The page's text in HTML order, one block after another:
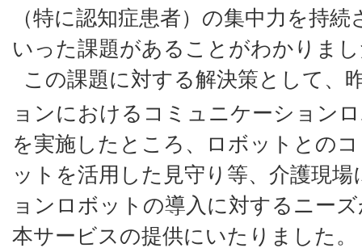
（特に認知症患者）の集中力を持
いった課題があることがわかりま
この課題に対する解決策として、
ョンにおけるコミュニケーション
を実施したところ、ロボットとの
ットを活用した見守り等、介護現
ョンロボットの導入に対するニー
本サービスの提供にいたりました。